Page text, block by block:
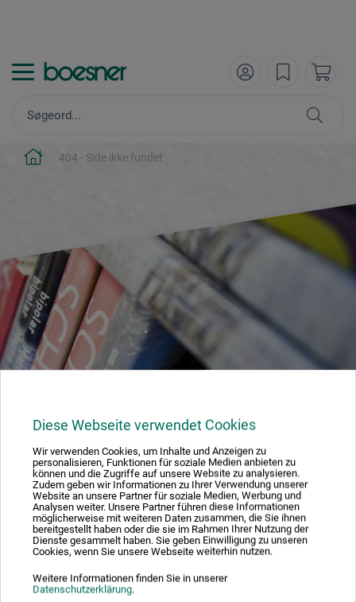
Diese Webseite verwendet Cookies
Wir verwenden Cookies, um Inhalte und Anzeigen zu
personalisieren, Funktionen für soziale Medien anbieten zu
können und die Zugriffe auf unsere Website zu analysieren.
Zudem geben wir Informationen zu Ihrer Verwendung unserer
Website an unsere Partner für soziale Medien, Werbung und
Analysen weiter. Unsere Partner führen diese Informationen
möglicherweise mit weiteren Daten zusammen, die Sie ihnen
bereitgestellt haben oder die sie im Rahmen Ihrer Nutzung der
Dienste gesammelt haben. Sie geben Einwilligung zu unseren
Cookies, wenn Sie unsere Webseite weiterhin nutzen.
Weitere Informationen finden Sie in unserer
Datenschutzerklärung.
404 - Side ikke fundet
404 - Seite nicht gefunden
Dele: